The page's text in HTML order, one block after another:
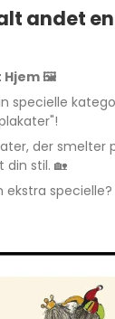
andet
Hjem 🖼️
specielle
der smelter
din stil. 🏡
ekstra